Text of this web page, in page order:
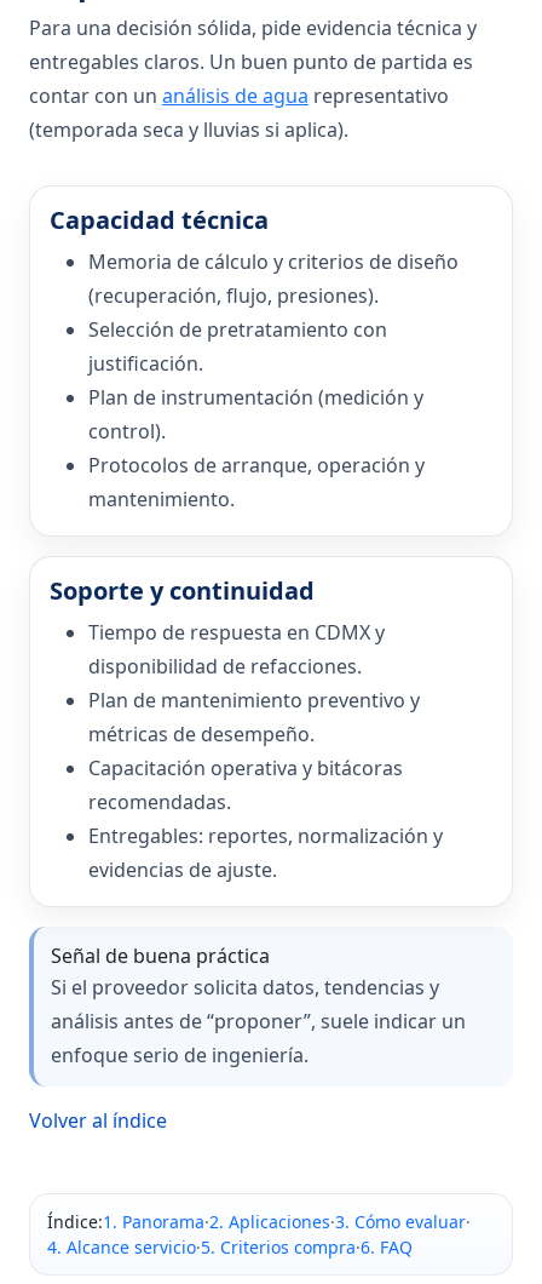
Para una decisión sólida, pide evidencia técnica y
entregables claros. Un buen punto de partida es
contar con un análisis de agua representativo
(temporada seca y lluvias si aplica).
Capacidad técnica
Memoria de cálculo y criterios de diseño
(recuperación, flujo, presiones).
Selección de pretratamiento con
justificación.
Plan de instrumentación (medición y
control).
Protocolos de arranque, operación y
mantenimiento.
Soporte y continuidad
Tiempo de respuesta en CDMX y
disponibilidad de refacciones.
Plan de mantenimiento preventivo y
métricas de desempeño.
Capacitación operativa y bitácoras
recomendadas.
Entregables: reportes, normalización y
evidencias de ajuste.
Señal de buena práctica
Si el proveedor solicita datos, tendencias y
análisis antes de “proponer”, suele indicar un
enfoque serio de ingeniería.
Volver al índice
Índice:1. Panorama·2. Aplicaciones·3. Cómo evaluar·
4. Alcance servicio·5. Criterios compra·6. FAQ